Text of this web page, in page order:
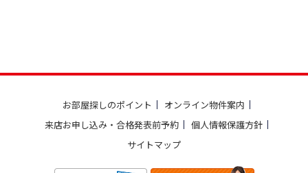
お部屋探しのポイント
オンライン物件案内
来店お申し込み・合格発表前予約
個人情報保護方針
サイトマップ